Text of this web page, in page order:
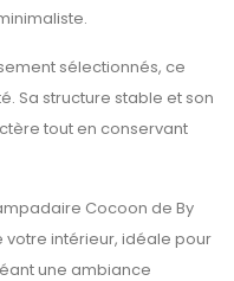
sélectionnés, ce
Sa structure stable et son
tout en conservant
Cocoon de By
intérieur, idéale pour
une ambiance